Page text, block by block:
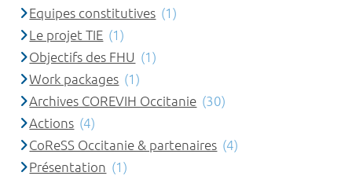
Equipes constitutives (1)
Le projet TIE (1)
Objectifs des FHU (1)
Work packages (1)
Archives COREVIH Occitanie (30)
Actions (4)
CoReSS Occitanie & partenaires (4)
Présentation (1)